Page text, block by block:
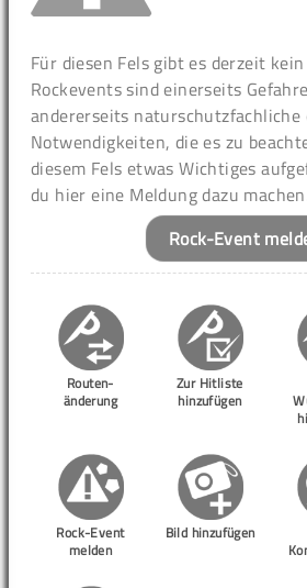
Für diesen Fels gibt es derzeit
Rockevents sind einerseits
andererseits naturschutzfachliche
Notwendigkeiten, die es zu
diesem Fels etwas Wichtiges
du hier eine Meldung dazu
Rock-Event
Routen-
änderung
Zur Hitliste
hinzufügen
Rock-Event
melden
Bild hinzufügen